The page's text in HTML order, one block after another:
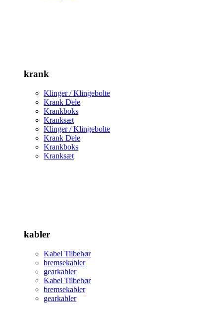
krank
Klinger / Klingebolte
Krank Dele
Krankboks
Kranksæt
Klinger / Klingebolte
Krank Dele
Krankboks
Kranksæt
kabler
Kabel Tilbehør
bremsekabler
gearkabler
Kabel Tilbehør
bremsekabler
gearkabler